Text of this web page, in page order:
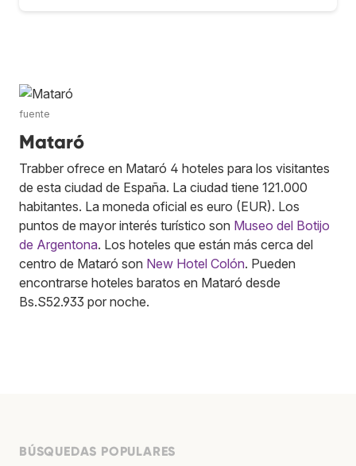
fuente
Mataró
Trabber ofrece en Mataró 4 hoteles para los visitantes
de esta ciudad de España. La ciudad tiene 121.000
habitantes. La moneda oficial es euro (EUR). Los
puntos de mayor interés turístico son Museo del Botijo
de Argentona. Los hoteles que están más cerca del
centro de Mataró son New Hotel Colón. Pueden
encontrarse hoteles baratos en Mataró desde
Bs.S52.933 por noche.
BÚSQUEDAS POPULARES